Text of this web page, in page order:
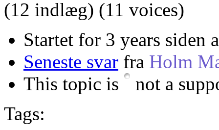
(12 indlæg) (11 voices)
Startet for 3 years siden
Seneste svar fra Holm
This topic is
not a
Tags: